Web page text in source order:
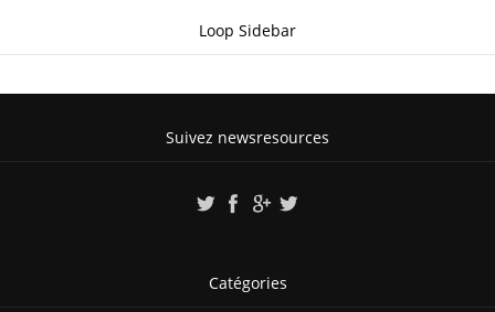
Loop Sidebar
Suivez newsresources
Catégories